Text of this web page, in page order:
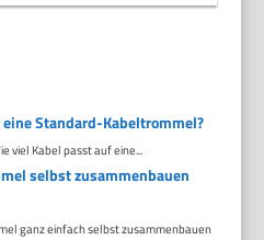
Standard-Kabeltrommel?
viel Kabel passt auf eine...
selbst zusammenbauen
ganz einfach selbst zusammenbauen